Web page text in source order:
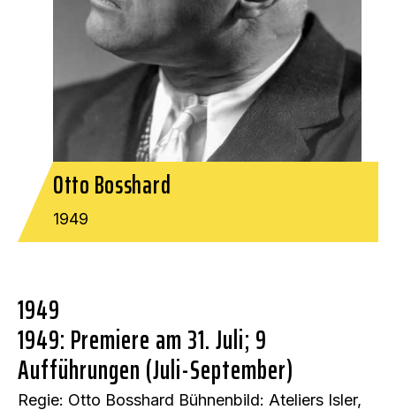
Otto Bosshard
1949
1949
1949: Premiere am 31. Juli; 9
Aufführungen (Juli-September)
Regie: Otto Bosshard Bühnenbild: Ateliers Isler,